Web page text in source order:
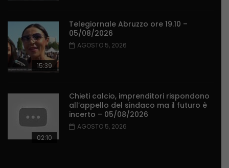
15:39
Telegiornale Abruzzo ore 19.10 –
05/08/2026
AGOSTO 5, 2026
02:10
Chieti calcio, imprenditori rispondono
all’appello del sindaco ma il futuro è
incerto – 05/08/2026
AGOSTO 5, 2026